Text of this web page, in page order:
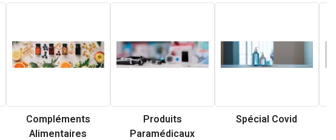
Compléments
Alimentaires
Produits
Paramédicaux
Spécial Covid